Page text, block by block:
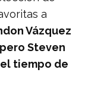
a
Vázquez
Steven
tiempo de